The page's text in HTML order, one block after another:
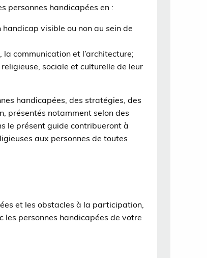
personnes handicapées en :
visible ou non au sein de
communication et l’architecture;
sociale et culturelle de leur
handicapées, des stratégies, des
présentés notamment selon des
le présent guide contribueront à
aux personnes de toutes
et les obstacles à la participation,
les personnes handicapées de votre